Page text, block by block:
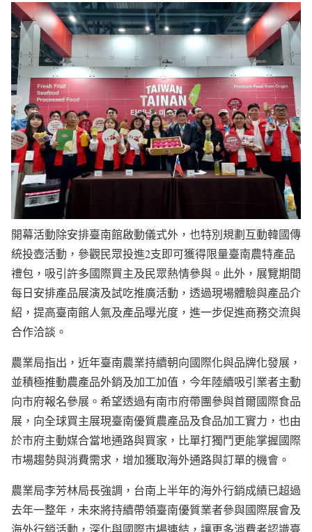
開幕活動除安排臺南館啟動儀式外，也特別規劃互動韓國傳
統投壺活動，參觀民眾投進2支即可獲得限量臺南農特產品
禮包，吸引許多國際買主及民眾熱情參與。此外，展覽期間
每日安排產品展演及試吃推廣活動，透過現場體驗與產品介
紹，提高臺南館人氣及產品曝光度，進一步促進商務交流與
合作洽談。
農業局指出，近年臺南農業持續朝向國際化與品牌化發展，
並積極推動農產品外銷及加工加值，今年陸續吸引業者主動
向市府報名參展。希望透過有南市府帶團參與首爾國際食品
展，向全球買主展現臺南優質農產品及食品加工實力，也由
於市府主動媒合當地通路與買家，比單打獨鬥更能掌握國際
市場趨勢與消費需求，增加獲取海外通路與訂單的機會。
農業局李芳林局長強調，台南上半年的海外行銷成績已超過
去年一整年，未來將持續帶領臺南優質業者參與國際展會及
海外行銷活動，深化與國際市場連結，讓更多消費者認識臺